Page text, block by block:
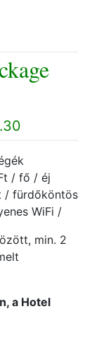
/ fő / éj
/ fürdőköntös
WiFi /
min. 2
a Hotel